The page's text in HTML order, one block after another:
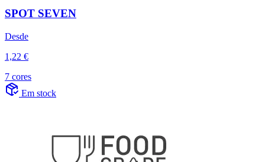
SPOT SEVEN
Desde
1,22 €
7 cores
Em stock